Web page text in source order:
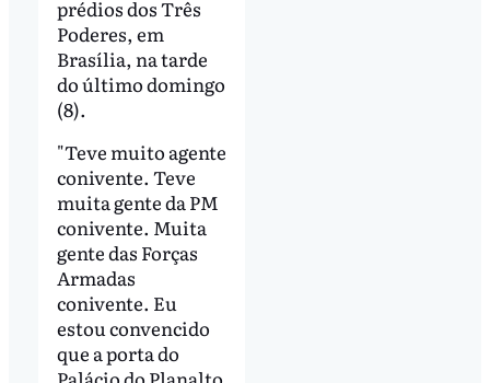
prédios dos Três
Poderes, em
Brasília, na tarde
do último domingo
(8).
"Teve muito agente
conivente. Teve
muita gente da PM
conivente. Muita
gente das Forças
Armadas
conivente. Eu
estou convencido
que a porta do